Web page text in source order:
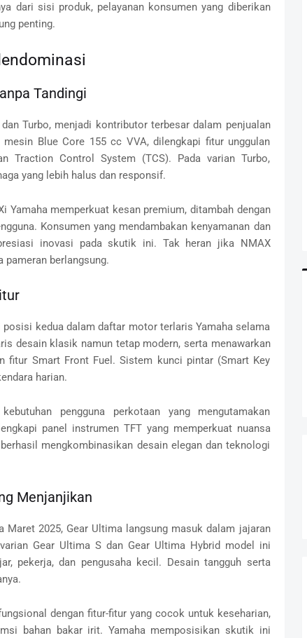
dari sisi produk, pelayanan konsumen yang diberikan
penting.
Tandingi
Turbo, menjadi kontributor terbesar dalam penjualan
Blue Core 155 cc VVA, dilengkapi fitur unggulan
Traction Control System (TCS). Pada varian Turbo,
yang lebih halus dan responsif.
Yamaha memperkuat kesan premium, ditambah dengan
Konsumen yang mendambakan kenyamanan dan
inovasi pada skutik ini. Tak heran jika NMAX
pameran berlangsung.
kedua dalam daftar motor terlaris Yamaha selama
desain klasik namun tetap modern, serta menawarkan
fitur Smart Front Fuel. Sistem kunci pintar (Smart Key
harian.
pengguna perkotaan yang mengutamakan
panel instrumen TFT yang memperkuat nuansa
mengkombinasikan desain elegan dan teknologi
Menjanjikan
Maret 2025, Gear Ultima langsung masuk dalam jajaran
Gear Ultima S dan Gear Ultima Hybrid model ini
pekerja, dan pengusaha kecil. Desain tangguh serta
dengan fitur-fitur yang cocok untuk keseharian,
bahan bakar irit. Yamaha memposisikan skutik ini